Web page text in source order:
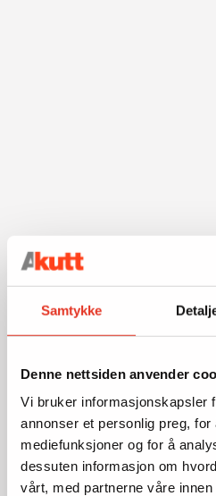
Samtykke
Denne nettsiden anvender
Vi bruker informasjonskapsler
annonser et personlig preg,
mediefunksjoner og for å
dessuten informasjon om
vårt, med partnerne våre